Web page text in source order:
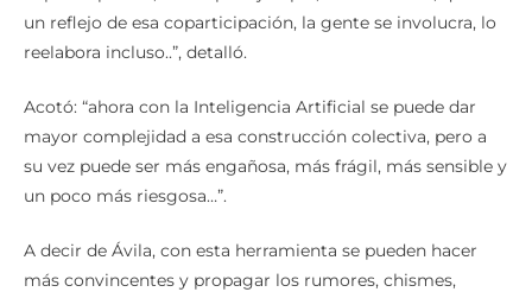
un reflejo de esa coparticipación, la gente se involucra, lo
reelabora incluso..”, detalló.
Acotó: “ahora con la Inteligencia Artificial se puede dar
mayor complejidad a esa construcción colectiva, pero a
su vez puede ser más engañosa, más frágil, más sensible y
un poco más riesgosa…”.
A decir de Ávila, con esta herramienta se pueden hacer
más convincentes y propagar los rumores, chismes,